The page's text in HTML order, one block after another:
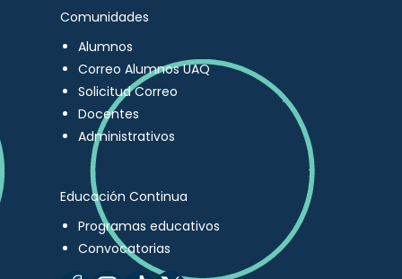
Comunidades
Alumnos
Correo Alumnos UAQ
Solicitud Correo
Docentes
Administrativos
Educación Continua
Programas educativos
Convocatorias